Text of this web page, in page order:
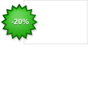
-15%
-20%